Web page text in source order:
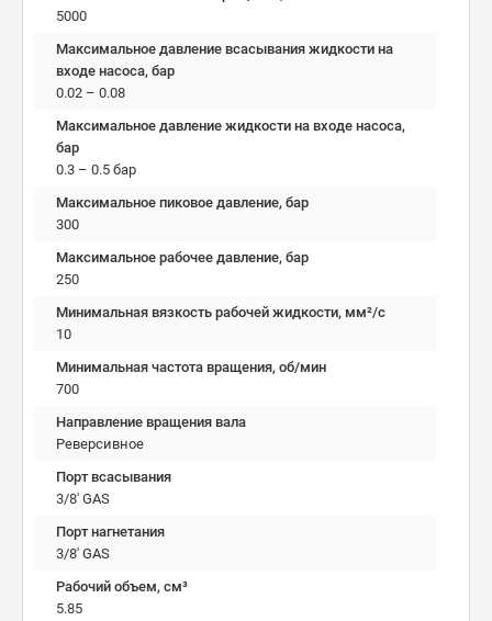
5000
Максимальное давление всасывания жидкости на
входе насоса, бар
0.02 – 0.08
Максимальное давление жидкости на входе насоса,
бар
0.3 – 0.5 бар
Максимальное пиковое давление, бар
300
Максимальное рабочее давление, бар
250
Минимальная вязкость рабочей жидкости, мм²/c
10
Минимальная частота вращения, об/мин
700
Направление вращения вала
Реверсивное
Порт всасывания
3/8' GAS
Порт нагнетания
3/8' GAS
Рабочий объем, см³
5.85